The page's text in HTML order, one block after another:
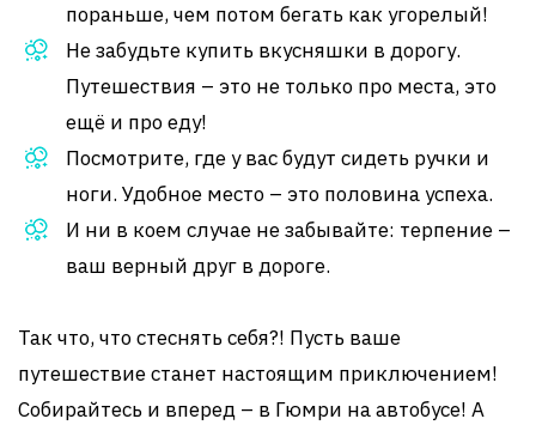
пораньше, чем потом бегать как угорелый!
Не забудьте купить вкусняшки в дорогу.
Путешествия – это не только про места, это
ещё и про еду!
Посмотрите, где у вас будут сидеть ручки и
ноги. Удобное место – это половина успеха.
И ни в коем случае не забывайте: терпение –
ваш верный друг в дороге.
Так что, что стеснять себя?! Пусть ваше
путешествие станет настоящим приключением!
Собирайтесь и вперед – в Гюмри на автобусе! А